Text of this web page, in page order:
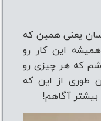
یعنی همین که
این کار رو
که هر چیزی رو
طوری از این که
آگاهم!